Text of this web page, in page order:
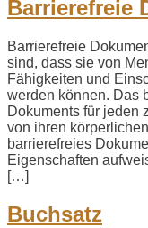
Barrierefreie
Barrierefreie
sind, dass sie von
Fähigkeiten und
werden können. Das
Dokuments für jeden
von ihren
barrierefreies
Eigenschaften
[…]
Buchsatz